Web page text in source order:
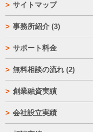
サイトマップ
事務所紹介 (3)
サポート料金
無料相談の流れ (2)
創業融資実績
会社設立実績